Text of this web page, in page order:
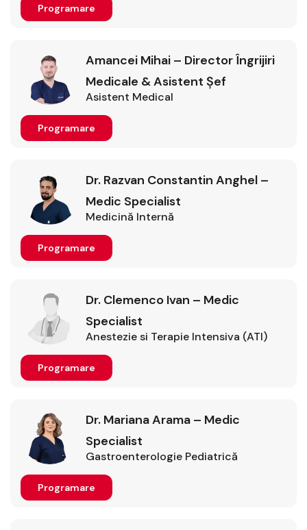
Programare
Amancei Mihai – Director Îngrijiri
Medicale & Asistent Șef
Asistent Medical
Programare
Dr. Razvan Constantin Anghel –
Medic Specialist
Medicină Internă
Programare
Dr. Clemenco Ivan – Medic
Specialist
Anestezie si Terapie Intensiva (ATI)
Programare
Dr. Mariana Arama – Medic
Specialist
Gastroenterologie Pediatrică
Programare